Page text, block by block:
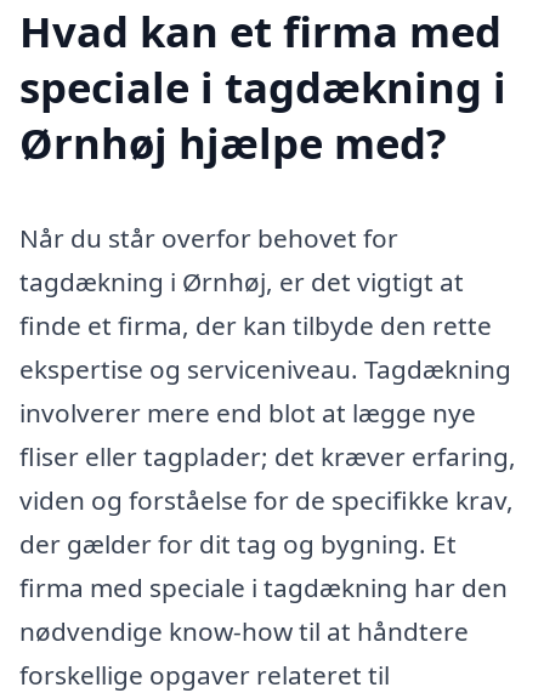
Hvad kan et firma med
speciale i tagdækning i
Ørnhøj hjælpe med?
Når du står overfor behovet for
tagdækning i Ørnhøj, er det vigtigt at
finde et firma, der kan tilbyde den rette
ekspertise og serviceniveau. Tagdækning
involverer mere end blot at lægge nye
fliser eller tagplader; det kræver erfaring,
viden og forståelse for de specifikke krav,
der gælder for dit tag og bygning. Et
firma med speciale i tagdækning har den
nødvendige know-how til at håndtere
forskellige opgaver relateret til